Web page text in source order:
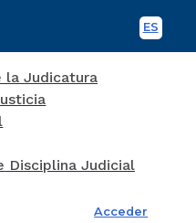
ES
Acceder